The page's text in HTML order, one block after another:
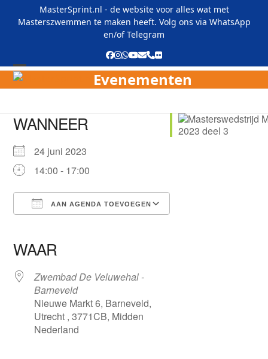
MasterSprint.nl - de website voor alles wat met
Masterszwemmen te maken heeft. Volg ons via WhatsApp
en/ofTelegram
Facebook
Instagram
Whatsapp
YouTube
E-
mail
Phone
Flickr
Open
menu
Close
menu
Evenementen
WANNEER
24 juni 2023
14:00 - 17:00
AAN AGENDA TOEVOEGEN
WAAR
Zwembad De Veluwehal -
Barneveld
Nieuwe Markt 6, Barneveld,
Utrecht , 3771CB, Midden
Nederland